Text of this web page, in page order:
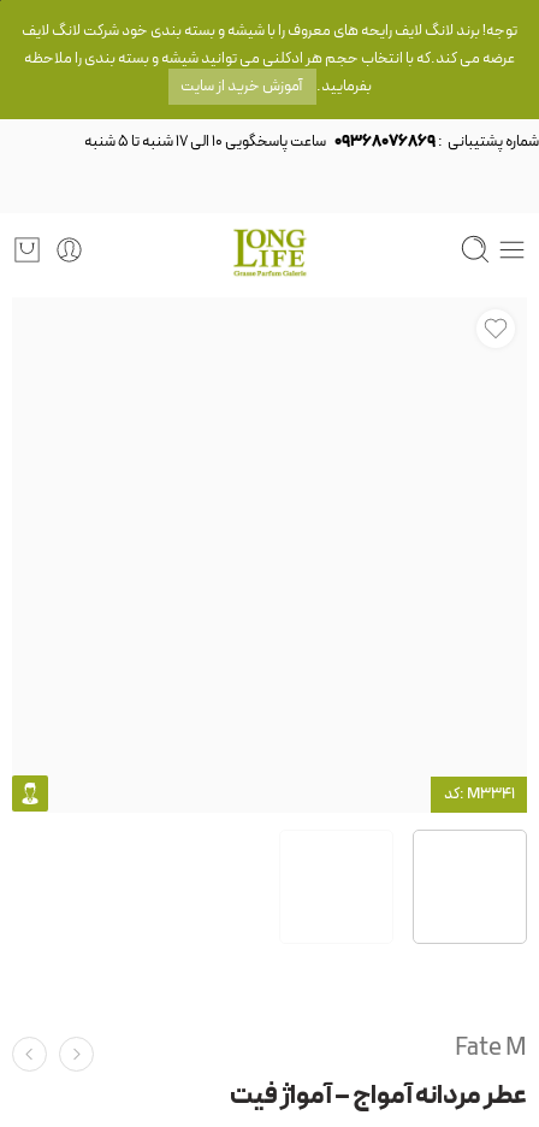
توجه! برند لانگ لایف رایحه های معروف را با شیشه و بسته بندی خود شرکت لانگ لایف
عرضه می کند.که با انتخاب حجم هر ادکلنی می توانید شیشه و بسته بندی را ملاحظه
بفرمایید. آموزش خرید از سایت
شماره پشتیبانی :09368076869
کد: M3341
Fate M
عطر مردانه آمواج – آمواژ فیت